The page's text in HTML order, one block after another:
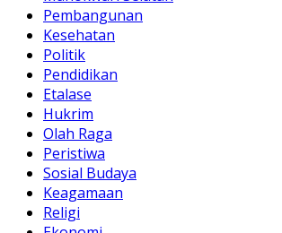
Pembangunan
Kesehatan
Politik
Pendidikan
Etalase
Hukrim
Olah Raga
Peristiwa
Sosial Budaya
Keagamaan
Religi